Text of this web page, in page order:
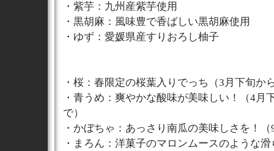
・紫芋：九州産紫芋使用
・黒胡麻：風味豊で香ばしい黒胡麻使用
・ゆず：愛媛県産すりおろし柚子
・桜：春限定の桜葉入りでっち（3月下旬か
・青うめ：爽やかな酸味が美味しい！（4月
で）
・かぼちゃ：あっさり南瓜の美味しさを！
・まろん：洋菓子のマロンムースのような